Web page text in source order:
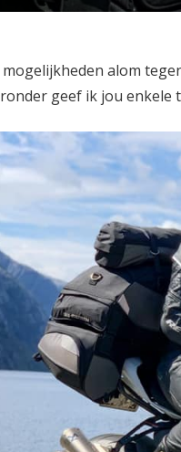
mogelijkheden alom
geef ik jou enkele